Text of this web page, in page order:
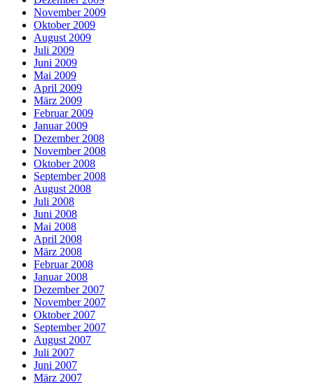
November 2009
Oktober 2009
August 2009
Juli 2009
Juni 2009
Mai 2009
April 2009
März 2009
Februar 2009
Januar 2009
Dezember 2008
November 2008
Oktober 2008
September 2008
August 2008
Juli 2008
Juni 2008
Mai 2008
April 2008
März 2008
Februar 2008
Januar 2008
Dezember 2007
November 2007
Oktober 2007
September 2007
August 2007
Juli 2007
Juni 2007
März 2007